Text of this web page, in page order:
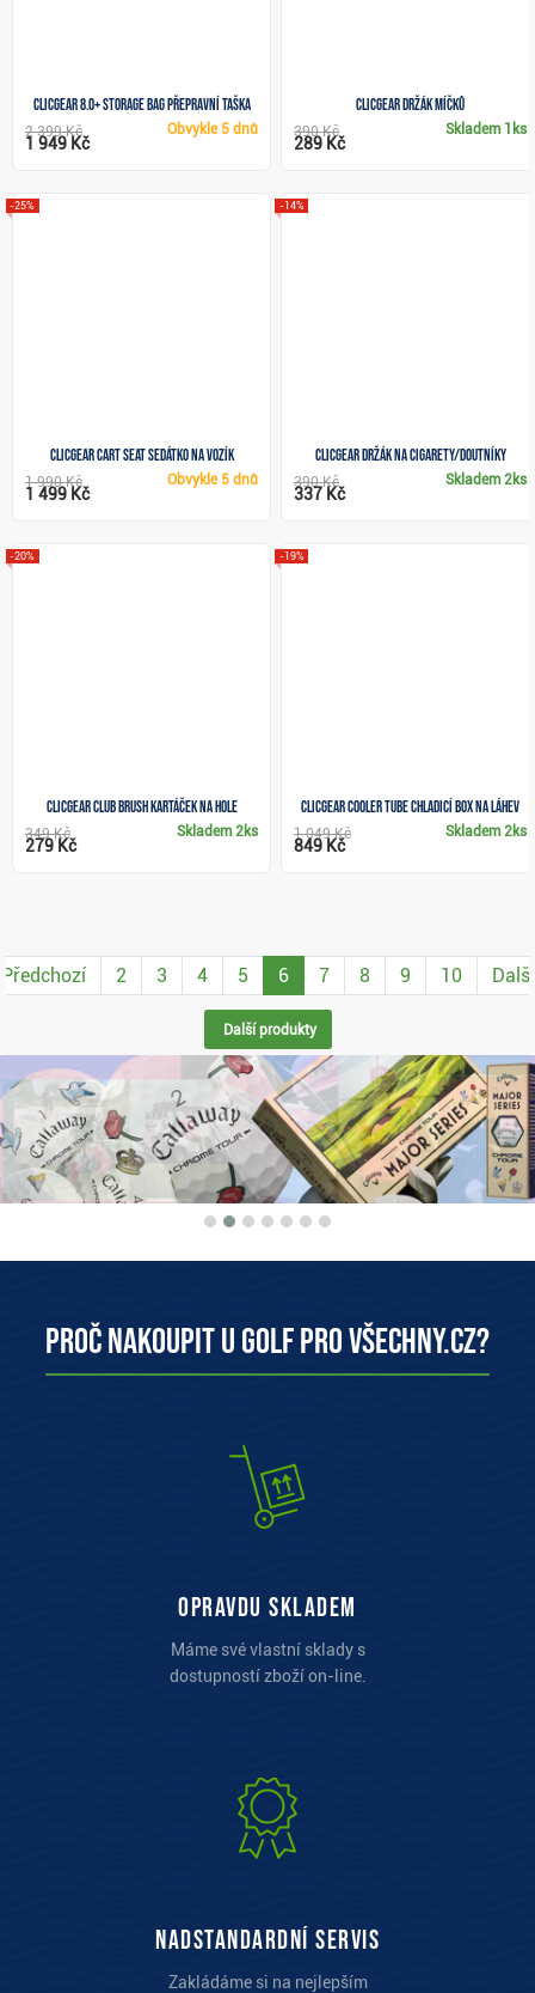
Clicgear 8.0+ Storage Bag přepravní taška
Obvykle 5 dnů
2 399 Kč
1 949 Kč
Clicgear držák míčků
Skladem 1ks
390 Kč
289 Kč
Clicgear Cart Seat sedátko na vozík
-25%
Obvykle 5 dnů
1 990 Kč
1 499 Kč
Clicgear držák na cigarety/doutníky
-14%
Skladem2ks
390 Kč
337 Kč
Clicgear Club Brush kartáček na hole
-20%
Skladem 2ks
349 Kč
279 Kč
Clicgear Cooler Tube chladicí box na láhev
-19%
Skladem 2ks
1 049 Kč
849 Kč
Předchozí 2 3 4 5 6 7 8 9 10 Další
Další produkty
Proč nakoupit u Golf pro všechny.cz?
opravdu skladem
Máme své vlastní sklady s
dostupností zboží on-line.
Nadstandardní servis
Zakládáme si na nejlepším